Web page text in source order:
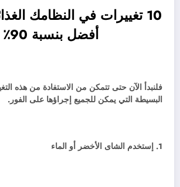
10 تغييرات في النظامك
أفضل بنسبة 90٪
فلنبدأ الآن حتى تتمكن من الاستفادة من هذه
البسيطة التي يمكن للجميع إجراؤها على الفور.
1. إستخدم الشاى الأخضر أو الماء